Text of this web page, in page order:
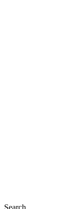
Search